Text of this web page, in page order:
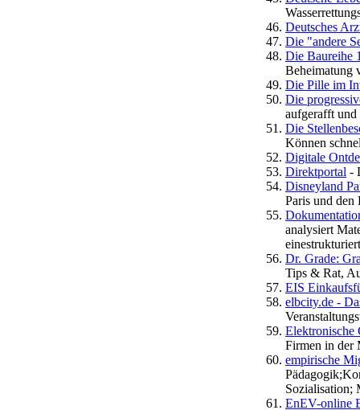
Deutsches
Die "andere
Die Baureihe
Beheimatung
Die Pille im
Die
aufgerafft
Die
Können
Digitale
Direktportal -
Disneyland
Paris und den
analysiert
Dr. Grade:
Tips & Rat,
EIS
elbcity.de -
Elektronische
Firmen in der
empirische
Sozialisation;
EnEV-online